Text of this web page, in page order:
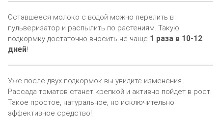
Оставшееся молоко с водой можно перелить в
пульверизатор и распылить по растениям. Такую
подкормку достаточно вносить не чаще 1 раза в 10-12
дней!
Уже после двух подкормок вы увидите изменения.
Рассада томатов станет крепкой и активно пойдёт в рост.
Такое простое, натуральное, но исключительно
эффективное средство!